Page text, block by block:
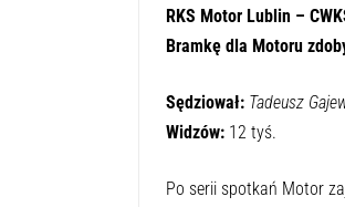
RKS Motor Lublin –
Bramkę dla Motoru
Sędziował:Tadeusz
Widzów:12 tyś.
Po serii spotkań Motor